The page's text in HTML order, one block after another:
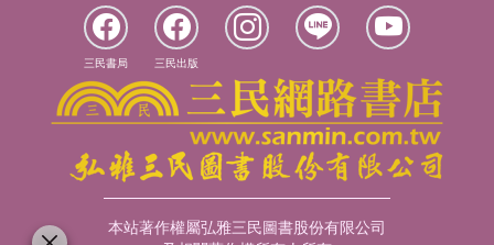
三民書局 三民出版
本站著作權屬弘雅三民圖書股份有限公司